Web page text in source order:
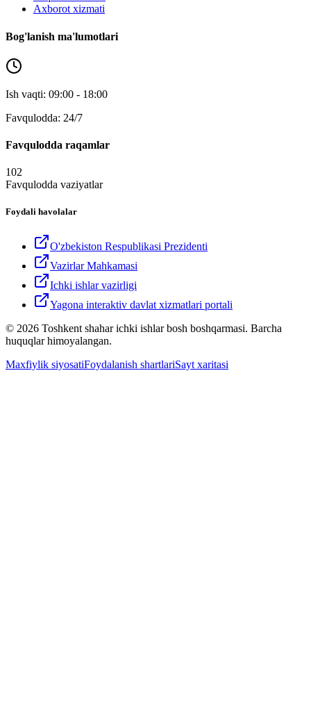
Axborot xizmati
Bog'lanish ma'lumotlari
Ish vaqti: 09:00 - 18:00
Favqulodda: 24/7
Favqulodda raqamlar
102
Favqulodda vaziyatlar
Foydali havolalar
O'zbekiston Respublikasi Prezidenti
Vazirlar Mahkamasi
Ichki ishlar vazirligi
Yagona interaktiv davlat xizmatlari portali
© 2026 Toshkent shahar ichki ishlar bosh boshqarmasi. Barcha
huquqlar himoyalangan.
Maxfiylik siyosatiFoydalanish shartlariSayt xaritasi